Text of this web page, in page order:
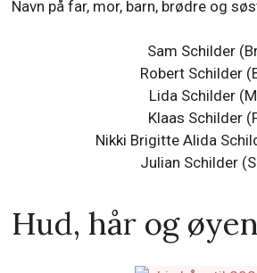
Navn på far, mor, barn, brødre og
Sam Schilder
Robert Schilder
Lida Schilder
Klaas Schilder
Nikki Brigitte Alida
Julian Schilder
Hud, hår og